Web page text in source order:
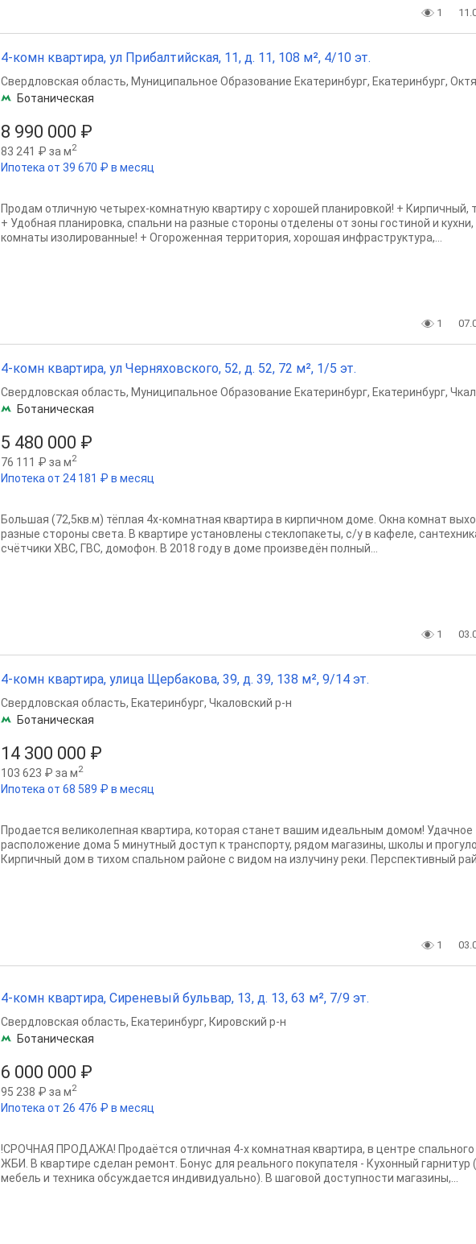
1
4-комн квартира, ул Прибалтийская, 11, д. 11, 108 м², 4/10 эт.
8 990 000 ₽
83 241 ₽ за м2
Ипотека от 39 670 ₽ в месяц
Свердловская область, Муниципальное Образование Екатеринбург, Екатеринбург,
Ботаническая
Продам отличную четырех-комнатную квартиру с хорошей планировкой! + Кирпичный,
+ Удобная планировка, спальни на разные стороны отделены от зоны гостиной и кухни,
комнаты изолированные! + Огороженная территория, хорошая инфраструктура,...
1
4-комн квартира, ул Черняховского, 52, д. 52, 72 м², 1/5 эт.
5 480 000 ₽
76 111 ₽ за м2
Ипотека от 24 181 ₽ в месяц
Свердловская область, Муниципальное Образование Екатеринбург, Екатеринбург,
Ботаническая
Большая (72,5кв.м) тёплая 4х-комнатная квартира в кирпичном доме. Окна комнат
разные стороны света. В квартире установлены стеклопакеты, с/у в кафеле,
счётчики ХВС, ГВС, домофон. В 2018 году в доме произведён полный...
1
4-комн квартира, улица Щербакова, 39, д. 39, 138 м², 9/14 эт.
14 300 000 ₽
103 623 ₽ за м2
Ипотека от 68 589 ₽ в месяц
Свердловская область, Екатеринбург, Чкаловский р-н
Ботаническая
Продается великолепная квартира, которая станет вашим идеальным домом! Удачное
расположение дома 5 минутный доступ к транспорту, рядом магазины, школы и
Кирпичный дом в тихом спальном районе с видом на излучину реки. Перспективный
1
4-комн квартира, Сиреневый бульвар, 13, д. 13, 63 м², 7/9 эт.
6 000 000 ₽
95 238 ₽ за м2
Ипотека от 26 476 ₽ в месяц
Свердловская область, Екатеринбург, Кировский р-н
Ботаническая
!СРОЧНАЯ ПРОДАЖА! Пpoдaётcя oтличная 4-x комнатная квартиpа, в цeнтре спaльногo
ЖБИ. B квapтиpе сделaн рeмoнт. Бонус для реального покупателя - Кухонный гарнитур
мебель и техника обсуждается индивидуально). В шаговой доступности магазины,...